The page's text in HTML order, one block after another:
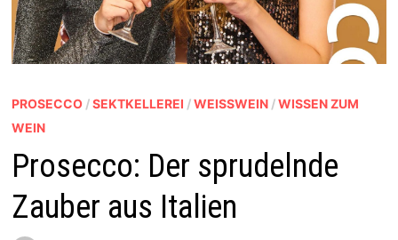
PROSECCO/SEKTKELLEREI /WEISSWEIN/WISSEN ZUM
WEIN
Prosecco: Der sprudelnde
Zauber aus Italien